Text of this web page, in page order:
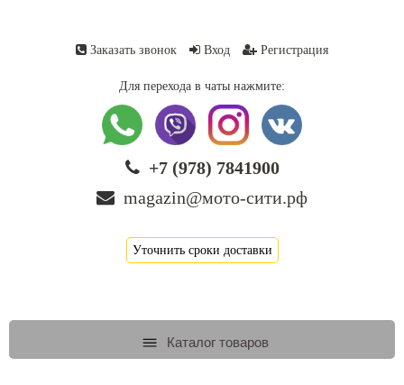
Заказать звонок Вход Регистрация
Для перехода в чаты нажмите:
+7 (978) 7841900
magazin@мото-сити.рф
Уточнить сроки доставки
Каталог товаров